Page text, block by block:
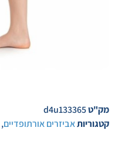
מק"טd4u133365
קטגוריותאביזרים אורתופדיים,